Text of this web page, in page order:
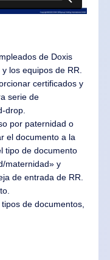
de Doxis
los equipos de RR.
certificados y
serie de
drop.
por paternidad o
el documento a la
tipo de documento
maternidad» y
de entrada de RR.
de documentos,